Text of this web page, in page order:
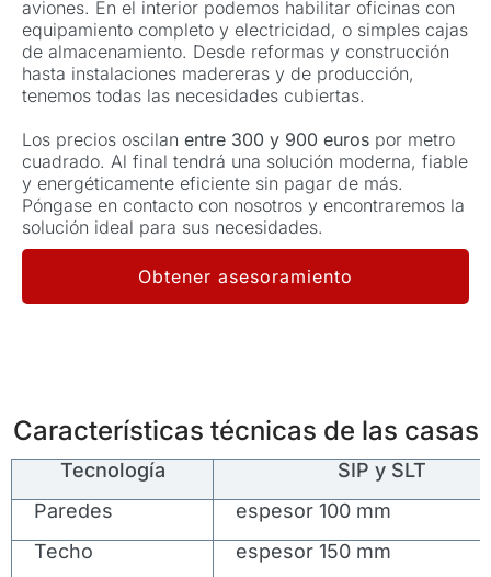
aviones. En el interior podemos habilitar oficinas con
equipamiento completo y electricidad, o simples cajas
de almacenamiento. Desde reformas y construcción
hasta instalaciones madereras y de producción,
tenemos todas las necesidades cubiertas.
Los precios oscilan entre 300 y 900 euros por metro
cuadrado. Al final tendrá una solución moderna, fiable
y energéticamente eficiente sin pagar de más.
Póngase en contacto con nosotros y encontraremos la
solución ideal para sus necesidades.
Obtener asesoramiento
Características técnicas de las casas
Tecnología
SIP y SLT
Paredes
espesor 100 mm
Techo
espesor 150 mm